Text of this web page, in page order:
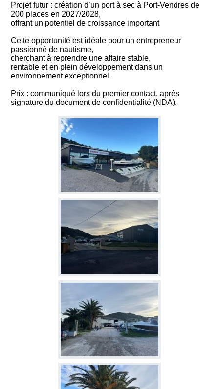
Projet futur : création d’un port à sec à Port-Vendres de
200 places en 2027/2028,
offrant un potentiel de croissance important
Cette opportunité est idéale pour un entrepreneur
passionné de nautisme,
cherchant à reprendre une affaire stable,
rentable et en plein développement dans un
environnement exceptionnel.
Prix : communiqué lors du premier contact, après
signature du document de confidentialité (NDA).